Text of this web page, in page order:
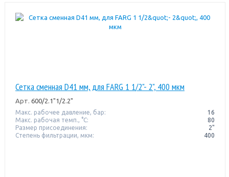
Сетка сменная D41 мм, для FARG 1 1/2"- 2", 400 мкм
Арт. 600/2.1"1/2.2"
Макс. рабочее давление, бар:
16
Макс. рабочая темп., °С:
80
Размер присоединения:
2"
Степень фильтрации, мкм:
400